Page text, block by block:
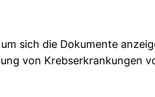
sich die Dokumente
von Krebserkrankungen